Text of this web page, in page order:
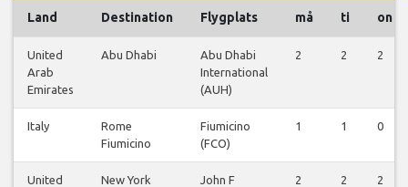
Land Destination Flygplats må ti on
United
Arab
Emirates
Abu Dhabi
Abu Dhabi
International
(AUH)
2 2 2
Italy
Rome
Fiumicino
Fiumicino
(FCO)
1 1 0
United
New York
John F
2 2 2